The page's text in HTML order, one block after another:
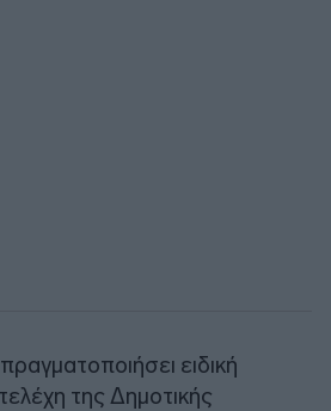
ειδική
της Δημοτικής